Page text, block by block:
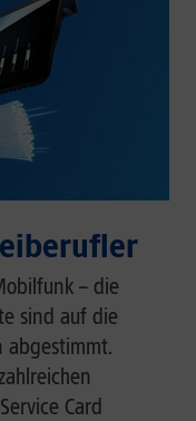
– die
sind auf die
abgestimmt.
Card